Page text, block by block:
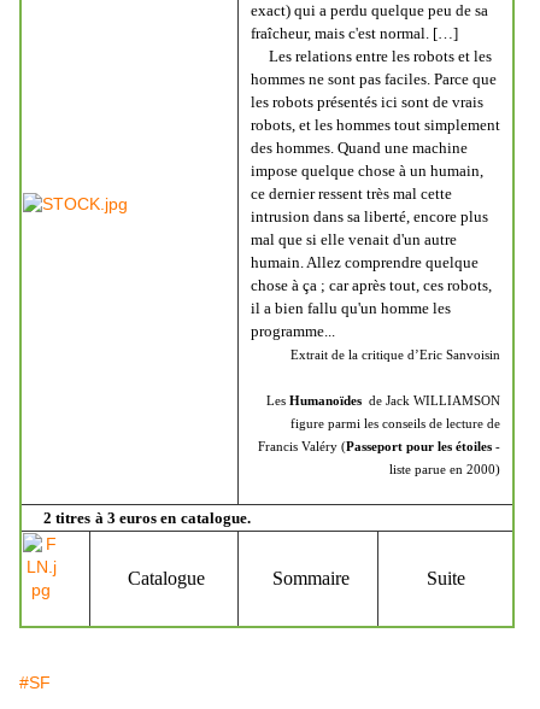
exact) qui a perdu quelque peu de sa
fraîcheur, mais c'est normal. […]
Les relations entre les robots et les
hommes ne sont pas faciles. Parce que
les robots présentés ici sont de vrais
robots, et les hommes tout simplement
des hommes. Quand une machine
impose quelque chose à un humain,
ce dernier ressent très mal cette
intrusion dans sa liberté, encore plus
mal que si elle venait d'un autre
humain. Allez comprendre quelque
chose à ça ; car après tout, ces robots,
il a bien fallu qu'un homme les
programme...
Extrait de la critique d’Eric Sanvoisin
Les Humanoïdes de Jack WILLIAMSON
figure parmi les conseils de lecture de
Francis Valéry (Passeport pour les étoiles -
liste parue en 2000)
2 titres à 3 euros en catalogue.
Catalogue Sommaire Suite
#SF